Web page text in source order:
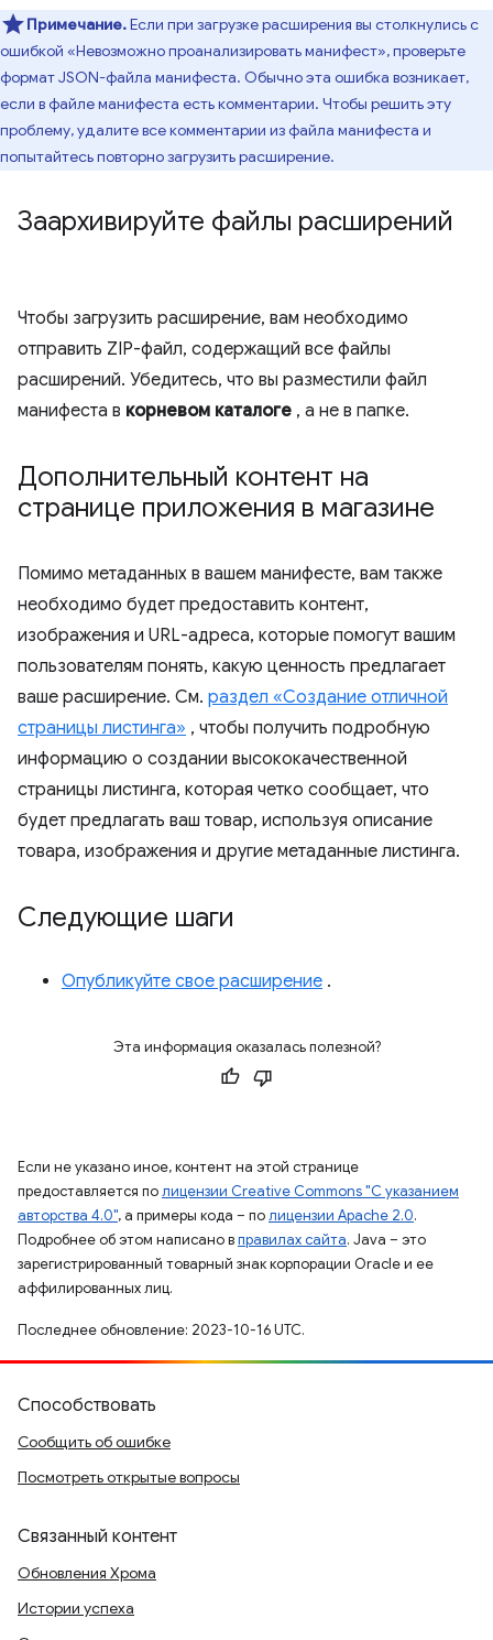
Примечание.Если при загрузке расширения вы столкнулись с
ошибкой «Невозможно проанализировать манифест», проверьте
формат JSON-файла манифеста. Обычно эта ошибка возникает,
если в файле манифеста есть комментарии. Чтобы решить эту
проблему, удалите все комментарии из файла манифеста и
попытайтесь повторно загрузить расширение.
Заархивируйте файлы расширений
Чтобы загрузить расширение, вам необходимо
отправить ZIP-файл, содержащий все файлы
расширений. Убедитесь, что вы разместили файл
манифеста в корневом каталоге , а не в папке.
Дополнительный контент на
странице приложения в магазине
Помимо метаданных в вашем манифесте, вам также
необходимо будет предоставить контент,
изображения и URL-адреса, которые помогут вашим
пользователям понять, какую ценность предлагает
ваше расширение. См. раздел «Создание отличной
страницы листинга» , чтобы получить подробную
информацию о создании высококачественной
страницы листинга, которая четко сообщает, что
будет предлагать ваш товар, используя описание
товара, изображения и другие метаданные листинга.
Следующие шаги
Опубликуйте свое расширение .
Эта информация оказалась полезной?
Если не указано иное, контент на этой странице
предоставляется полицензии Creative Commons "С указанием
авторства 4.0", а примеры кода – полицензии Apache 2.0.
Подробнее об этом написано вправилах сайта. Java – это
зарегистрированный товарный знак корпорации Oracle и ее
аффилированных лиц.
Последнее обновление: 2023-10-16 UTC.
Способствовать
Сообщить об ошибке
Посмотреть открытые вопросы
Связанный контент
Обновления Хрома
Истории успеха